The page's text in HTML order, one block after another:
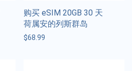
购买 eSIM 20GB 30 天
荷属安的列斯群岛
$68.99